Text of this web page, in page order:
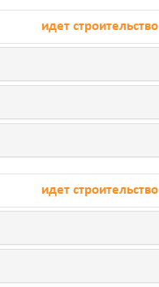
идет строительство
идет строительство